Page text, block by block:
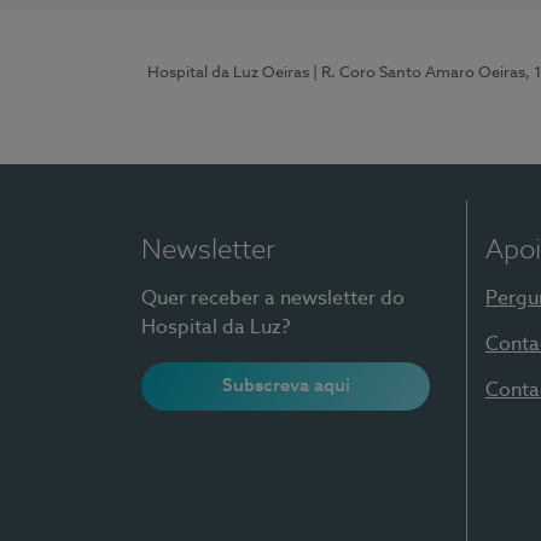
Hospital da Luz Oeiras | R. Coro Santo Amaro Oeiras,
Newsletter
Quer receber a newsletter do
Hospital da Luz?
Subscreva aqui